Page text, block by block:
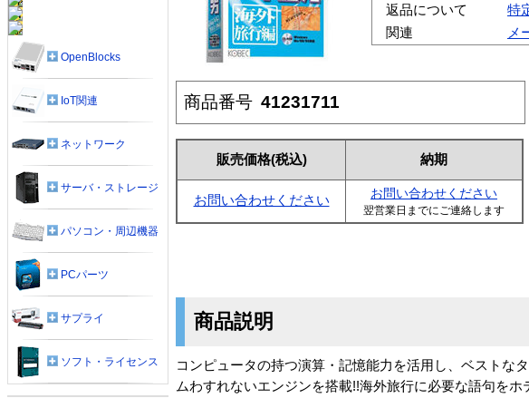
返品について
特
関連
メ
商品番号 41231711
販売価格(税込) 納期
お問い合わせください お問い合わせください
翌営業日までにご連絡します
商品説明
コンピュータの持つ演算・記憶能力を活用し、ベストな
ムわすれないエンジンを搭載!!海外旅行に必要な語句を
OpenBlocks
IoT関連
ネットワーク
サーバ・ストレージ
パソコン・周辺機器
PCパーツ
サプライ
ソフト・ライセンス